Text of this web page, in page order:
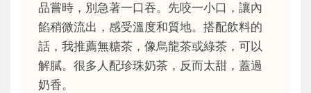
品嘗時，別急著一口吞。先咬一小口，讓內
餡稍微流出，感受溫度和質地。搭配飲料的
話，我推薦無糖茶，像烏龍茶或綠茶，可以
解膩。很多人配珍珠奶茶，反而太甜，蓋過
奶香。